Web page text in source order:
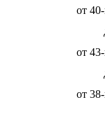
от
от
от